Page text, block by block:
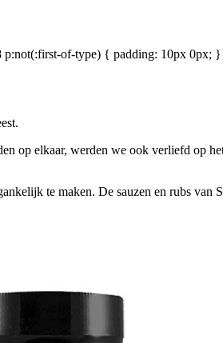
of-type) { padding: 10px
op elkaar, werden we ook verliefd op
te maken. De sauzen en rubs